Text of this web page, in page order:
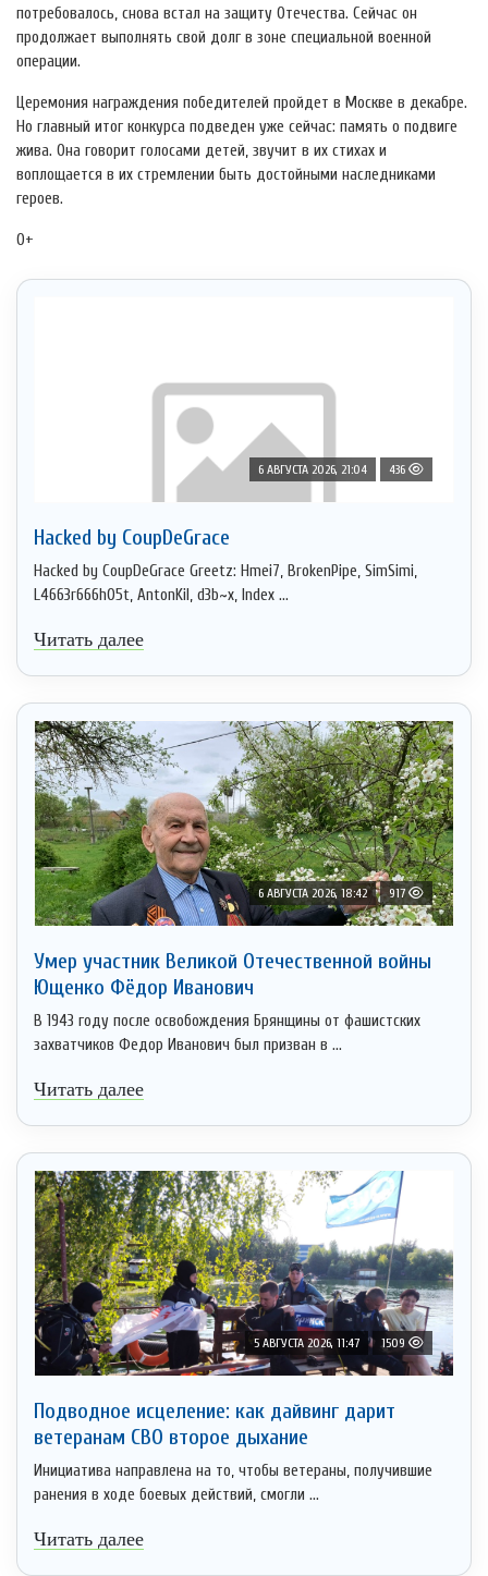
потребовалось, снова встал на защиту Отечества. Сейчас он
продолжает выполнять свой долг в зоне специальной военной
операции.
Церемония награждения победителей пройдет в Москве в декабре.
Но главный итог конкурса подведен уже сейчас: память о подвиге
жива. Она говорит голосами детей, звучит в их стихах и
воплощается в их стремлении быть достойными наследниками
героев.
0+
6 АВГУСТА 2026, 21:04 436
Hacked by CoupDeGrace
Hacked by CoupDeGrace Greetz: Hmei7, BrokenPipe, SimSimi,
L4663r666h05t, AntonKil, d3b~x, Index ...
Читать далее
6 АВГУСТА 2026, 18:42 917
Умер участник Великой Отечественной войны
Ющенко Фёдор Иванович
В 1943 году после освобождения Брянщины от фашистских
захватчиков Федор Иванович был призван в ...
Читать далее
5 АВГУСТА 2026, 11:47 1509
Подводное исцеление: как дайвинг дарит
ветеранам СВО второе дыхание
Инициатива направлена на то, чтобы ветераны, получившие
ранения в ходе боевых действий, смогли ...
Читать далее